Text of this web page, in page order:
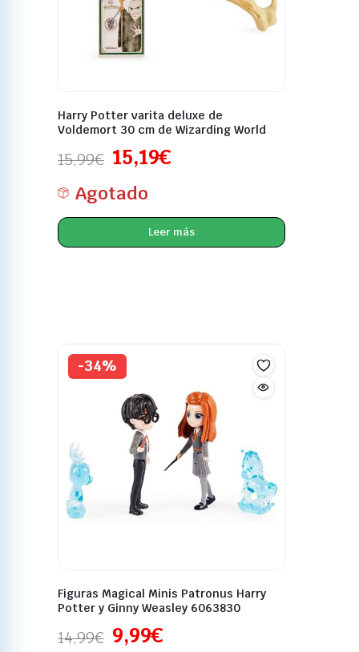
Harry Potter varita deluxe de
Voldemort 30 cm de Wizarding World
15,99€ 15,19€
Agotado
Leer más
-34%
Figuras Magical Minis Patronus Harry
Potter y Ginny Weasley 6063830
14,99€ 9,99€